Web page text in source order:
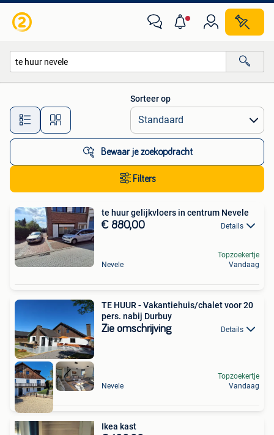
Alle afstanden…
Sorteer op
Bewaar je zoekopdracht
Filters
te huur gelijkvloers in centrum Nevele
€ 880,00 Details
Nevele
Topzoekertje
Vandaag
TE HUUR - Vakantiehuis/chalet voor 20
pers. nabij Durbuy
Zie omschrijving Details
Nevele
Topzoekertje
Vandaag
Ikea kast